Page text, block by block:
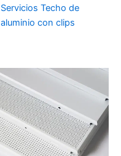
Servicios Techo de
aluminio con clips